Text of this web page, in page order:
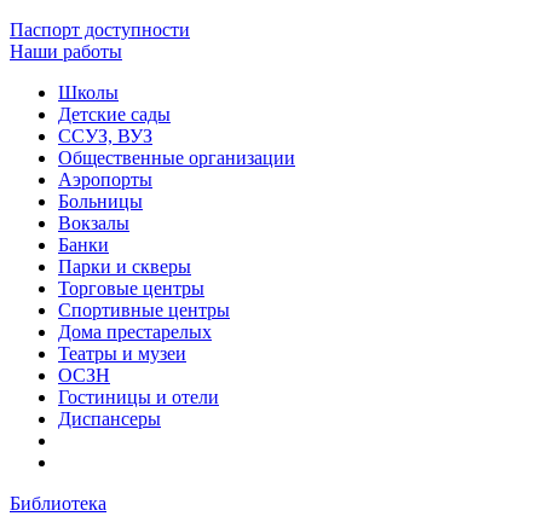
Паспорт доступности
Наши работы
Школы
Детские сады
ССУЗ, ВУЗ
Общественные организации
Аэропорты
Больницы
Вокзалы
Банки
Парки и скверы
Торговые центры
Спортивные центры
Дома престарелых
Театры и музеи
ОСЗН
Гостиницы и отели
Диспансеры
Библиотека